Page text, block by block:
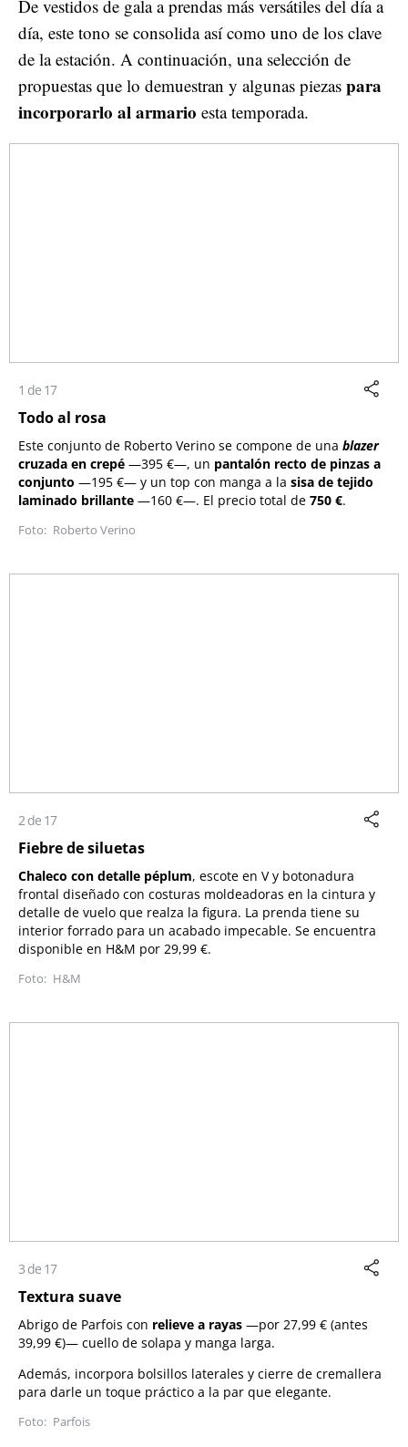
De vestidos de gala a prendas más versátiles del día a
día, este tono se consolida así como uno de los clave
de la estación. A continuación, una selección de
propuestas que lo demuestran y algunas piezas para
incorporarlo al armario esta temporada.
1 de 17
Todo al rosa
Este conjunto de Roberto Verino se compone de una blazer
cruzada en crepé —395 €—, un pantalón recto de pinzas a
conjunto —195 €— y un top con manga a la sisa de tejido
laminado brillante —160 €—. El precio total de 750 €.
Roberto Verino
2 de 17
Fiebre de siluetas
Chaleco con detalle péplum, escote en V y botonadura
frontal diseñado con costuras moldeadoras en la cintura y
detalle de vuelo que realza la figura. La prenda tiene su
interior forrado para un acabado impecable. Se encuentra
disponible en H&M por 29,99 €.
H&M
3 de 17
Textura suave
Abrigo de Parfois con relieve a rayas —por 27,99 € (antes
39,99 €)— cuello de solapa y manga larga.
Además, incorpora bolsillos laterales y cierre de cremallera
para darle un toque práctico a la par que elegante.
Parfois